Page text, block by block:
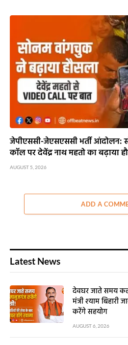
जेपीएससी-जेएसएससी भर्ती आंदोलन:
कॉल पर देवेंद्र नाथ महतो का बढ़ाया
AUGUST 5, 2026
ADD A
Latest News
देवघर जाते समय
मंत्री श्याम
करेंगे सहयोग
AUGUST 6, 2026